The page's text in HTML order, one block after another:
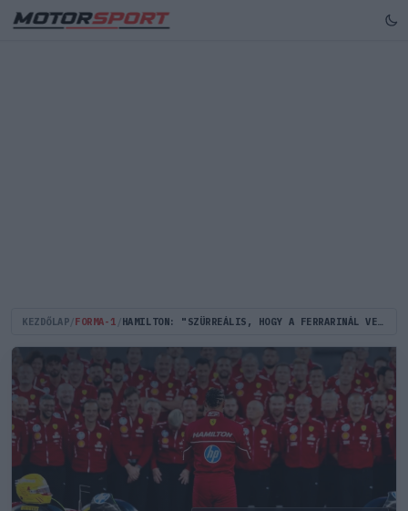
KEZDŐLAP FORMA-1 HAMILTON: "SZÜRREÁLIS, HOGY A FERRARINÁL VERSENYEZHETEK"